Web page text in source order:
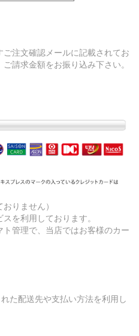
注文確認メールに記載されてお
請求金額をお振り込み下さい。
りません）
を利用しております。
管理で、当店ではお客様のカー
た配送先や支払い方法を利用し